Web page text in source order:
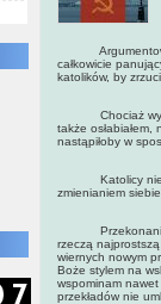
całkowicie
katolików, by
Chociaż
także
nastąpiłoby w
Katolicy nie
zmienianiem
Przekonanie
rzeczą
wiernych nowym
Boże stylem na
wspominam
przekładów nie